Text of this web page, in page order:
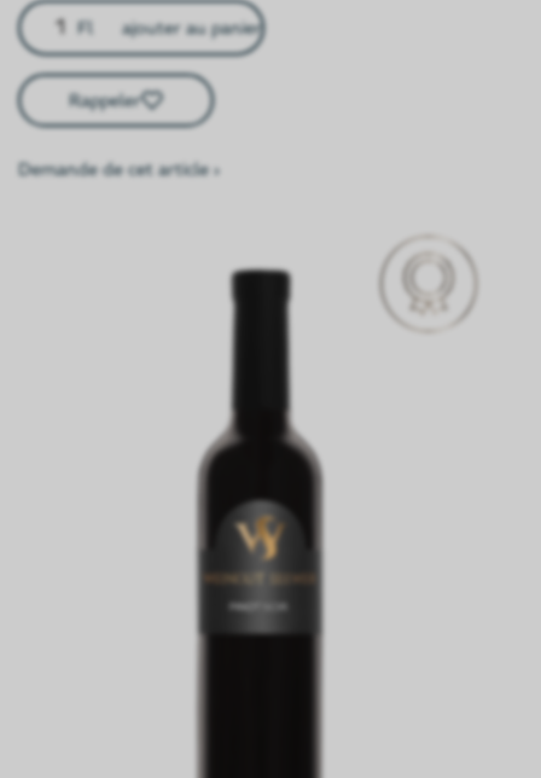
Fl ajouter au panier
Rappeler
Demande de cet article ›